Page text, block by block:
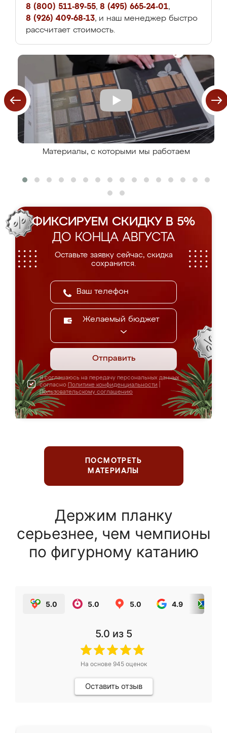
8 (800) 511-89-55, 8 (495) 665-24-01,
8 (926) 409-68-13, и наш менеджер быстро
рассчитает стоимость.
Материалы, с которыми мы работаем
ФИКСИРУЕМ СКИДКУ В 5%
ДО КОНЦА АВГУСТА
Оставьте заявку сейчас, скидка
сохранится.
Желаемый бюджет
Отправить
Я соглашаюсь на передачу персональных данных
согласно Политике конфиденциальности
Пользовательскому соглашению
ПОСМОТРЕТЬ
МАТЕРИАЛЫ
Держим планку
серьезнее, чем чемпионы
по фигурному катанию
5.0 5.0 5.0 4.9
5.0 из 5
На основе 945оценок
Оставить отзыв